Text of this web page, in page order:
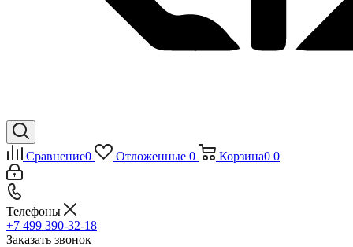
Сравнение0 Отложенные 0 Корзина0 0
Телефоны
+7 499 390-32-18
Заказать звонок